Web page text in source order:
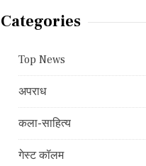
Categories
Top News
अपराध
कला-साहित्य
गेस्ट कॉलम